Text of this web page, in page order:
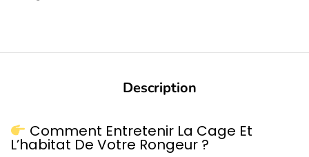
Description
Comment Entretenir La Cage Et
L’habitat De Votre Rongeur ?